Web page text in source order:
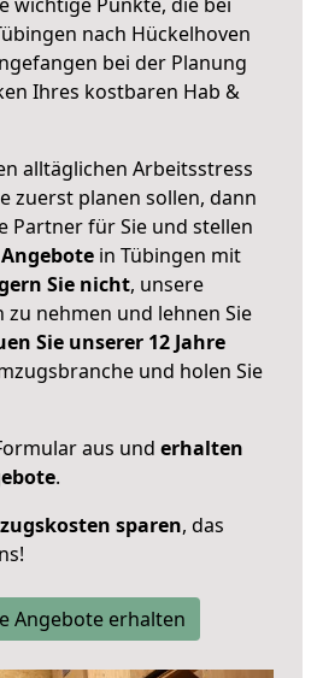
nach Hückelhoven
bei der Planung
Ihres kostbaren Hab &
alltäglichen Arbeitsstress
zuerst planen sollen, dann
Partner für Sie und stellen
in Tübingen mit
Sie nicht, unsere
zu nehmen und lehnen Sie
Sie unserer 12 Jahre
und holen Sie
aus und erhalten
.
sparen, das
Angebote erhalten